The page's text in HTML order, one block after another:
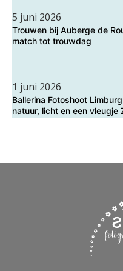
5 juni 2026
Trouwen bij Auberge de
match tot trouwdag
1 juni 2026
Ballerina Fotoshoot
natuur, licht en een vleugje